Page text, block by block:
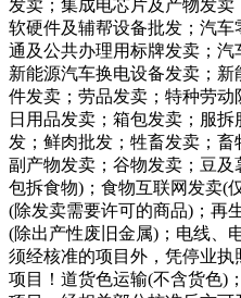
发卖；集成电芯片及产物发
软硬件及辅帮设备批发；汽
通及公共办理用标牌发卖；汽
新能源汽车换电设备发卖；
件发卖；劳品发卖；特种劳动
日用品发卖；箱包发卖；服
发；鲜肉批发；牲畜发卖；
副产物发卖；谷物发卖；豆
包拆食物)；食物互联网发卖(
(除发卖需要许可的商品)；再
(除出产性废旧金属)；电线、
须经核准的项目外，凭停业
项目！道货色运输(不含货色)